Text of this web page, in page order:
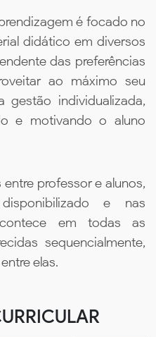
é focado no
didático em diversos
das preferências
ao máximo seu
individualizada,
e motivando o aluno
professor e alunos,
e nas
em todas as
sequencialmente,
elas.